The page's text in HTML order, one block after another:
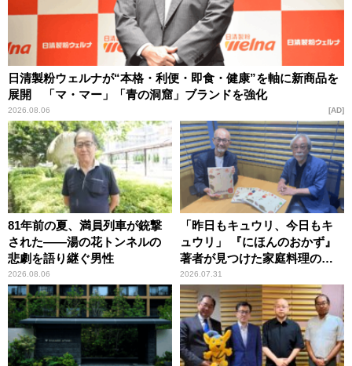
日清製粉ウェルナが“本格・利便・即食・健康”を軸に新商品を
展開 「マ・マー」「青の洞窟」ブランドを強化
2026.08.06 AD
81年前の夏、満員列車が銃撃
された――湯の花トンネルの
悲劇を語り継ぐ男性
2026.08.06
「昨日もキュウリ、今日もキ
ュウリ」 『にほんのおかず』
著者が見つけた家庭料理の知
恵
2026.07.31